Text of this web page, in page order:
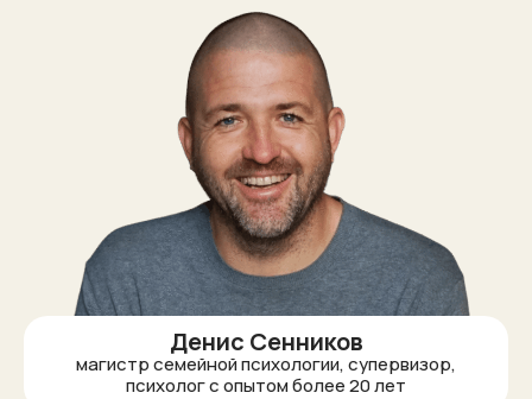
Денис Сенников
магистр семейной психологии, супервизор,
психолог с опытом более 20 лет